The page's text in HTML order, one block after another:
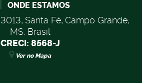
ONDE ESTAMOS
3013, Santa Fé, Campo Grande,
MS, Brasil
CRECI: 8568-J
Ver no Mapa